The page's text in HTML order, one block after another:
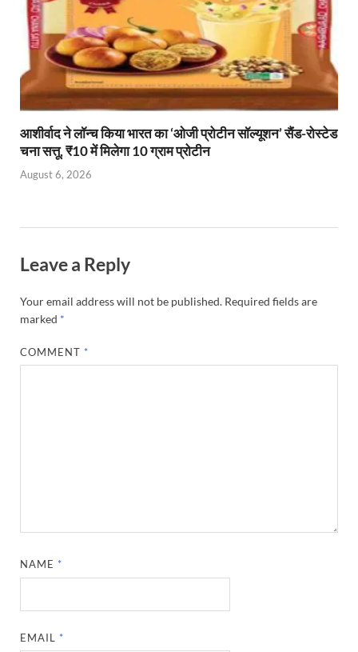
आशीर्वाद ने लॉन्च किया भारत का ‘ओजी प्रोटीन सॉल्यूशन’ सैंड-रोस्टेड
चना सत्तू, ₹10 में मिलेगा 10 ग्राम प्रोटीन
August 6, 2026
Leave a Reply
Your email address will not be published. Required fields are
marked *
COMMENT *
NAME *
EMAIL *